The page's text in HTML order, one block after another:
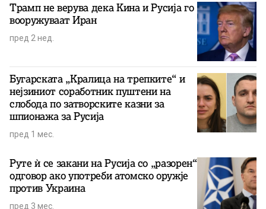
Трамп не верува дека Кина и Русија го
вооружуваат Иран
пред 2 нед.
Бугарската „Кралица на трепките“ и
нејзиниот соработник пуштени на
слобода по затворските казни за
шпионажа за Русија
пред 1 мес.
Руте ѝ се закани на Русија со „разорен“
одговор ако употреби атомско оружје
против Украина
пред 3 мес.